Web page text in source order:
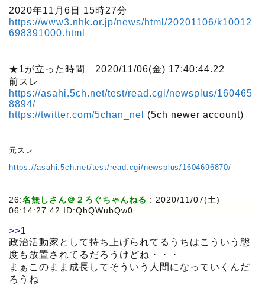
2020年11月6日 15時27分
https://www3.nhk.or.jp/news/html/20201106/k10012
698391000.html
★1が立った時間 2020/11/06(金) 17:40:44.22
前スレ
https://asahi.5ch.net/test/read.cgi/newsplus/160465
8894/
https://twitter.com/5chan_nel
(5ch newer account)
元スレ
https://asahi.5ch.net/test/read.cgi/newsplus/1604696870/
26:名無しさん＠２ろぐちゃんねる : 2020/11/07(土)
06:14:27.42 ID:QhQWubQw0
>>1
政治活動家として持ち上げられてるうちはこういう態
度も放置されてるだろうけどね・・・
まぁこのまま成長してそういう人間になっていくんだ
ろうね